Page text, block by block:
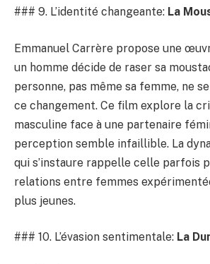
### 9. L’identité changeante: La
Emmanuel Carrère propose une
un homme décide de raser sa
personne, pas même sa femme, ne
ce changement. Ce film explore la
masculine face à une partenaire
perception semble infaillible. La
qui s’instaure rappelle celle parfois
relations entre femmes
plus jeunes.
### 10. L’évasion sentimentale: La